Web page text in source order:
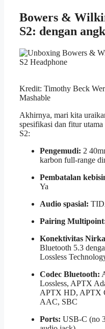
Bowers &
S2: dengan
Kredit: Timothy Beck
Mashable
Akhirnya, mari kita
spesifikasi dan fitur
S2:
Pengemudi: 2
karbon full-range
Pembatalan
Ya
Audio spasial:
Pairing
Konektivitas
Bluetooth 5.3
Lossless
Codec Bluetooth:
Lossless, APTX
APTX HD, APTX
AAC, SBC
Ports: USB-C (no